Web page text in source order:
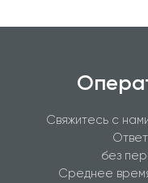
Свяжитесь с
без
Среднее